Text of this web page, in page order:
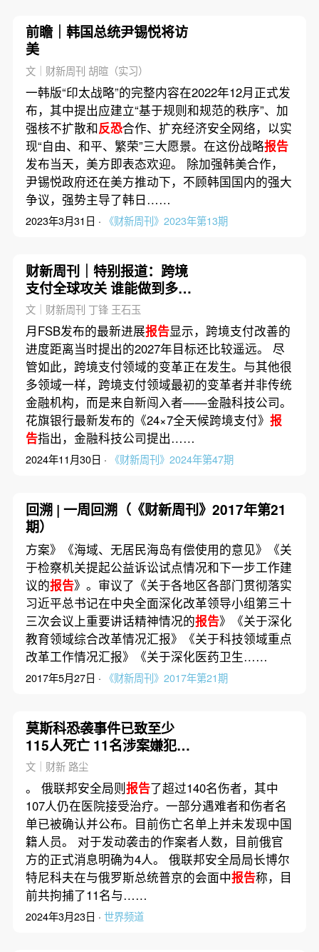
前瞻｜韩国总统尹锡悦将访
美
文｜财新周刊 胡暄（实习）
一韩版“印太战略”的完整内容在2022年12月正式发
布，其中提出应建立“基于规则和规范的秩序”、加
强核不扩散和反恐合作、扩充经济安全网络，以实
现“自由、和平、繁荣”三大愿景。在这份战略报告
发布当天，美方即表态欢迎。 除加强韩美合作，
尹锡悦政府还在美方推动下，不顾韩国国内的强大
争议，强势主导了韩日……
2023年3月31日 · 《财新周刊》2023年第13期
财新周刊｜特别报道：跨境
支付全球攻关 谁能做到多快
好省？
文｜财新周刊 丁锋 王石玉
月FSB发布的最新进展报告显示，跨境支付改善的
进度距离当时提出的2027年目标还比较遥远。 尽
管如此，跨境支付领域的变革正在发生。与其他很
多领域一样，跨境支付领域最初的变革者并非传统
金融机构，而是来自新闯入者——金融科技公司。
花旗银行最新发布的《24×7全天候跨境支付》 报
告指出，金融科技公司提出……
2024年11月30日 · 《财新周刊》2024年第47期
回溯 | 一周回溯（《财新周刊》2017年第21
期）
方案》《海域、无居民海岛有偿使用的意见》《关
于检察机关提起公益诉讼试点情况和下一步工作建
议的报告》。审议了《关于各地区各部门贯彻落实
习近平总书记在中央全面深化改革领导小组第三十
三次会议上重要讲话精神情况的报告》《关于深化
教育领域综合改革情况汇报》《关于科技领域重点
改革工作情况汇报》《关于深化医药卫生……
2017年5月27日 · 《财新周刊》2017年第21期
莫斯科恐袭事件已致至少
115人死亡 11名涉案嫌犯被
捕包括全部4名袭击者
文｜财新 路尘
。 俄联邦安全局则报告了超过140名伤者，其中
107人仍在医院接受治疗。一部分遇难者和伤者名
单已被确认并公布。目前伤亡名单上并未发现中国
籍人员。 对于发动袭击的作案者人数，目前俄官
方的正式消息明确为4人。 俄联邦安全局局长博尔
特尼科夫在与俄罗斯总统普京的会面中报告称，目
前共拘捕了11名与……
2024年3月23日 · 世界频道